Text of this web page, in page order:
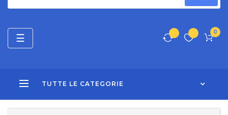
0
TUTTE LE CATEGORIE
navigazione
Toggle
☰